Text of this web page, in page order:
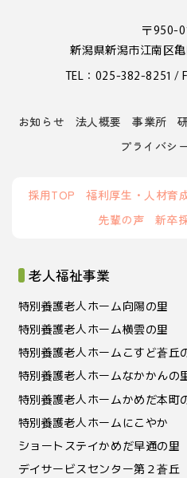
〒950-
新潟県新潟市江南区
TEL：025-382-8251 /
お知らせ 法人概要 事業所
プライバシ
採用TOP 福利厚生・人材育
先輩の声
新卒
老人福祉事業
特別養護老人ホーム向陽の里
特別養護老人ホーム横雲の里
特別養護老人ホームこすど蒼丘
特別養護老人ホームなかかんの
特別養護老人ホームかめだ本町
特別養護老人ホームにこやか
ショートステイかめだ早通の里
デイサービスセンター第２蒼丘